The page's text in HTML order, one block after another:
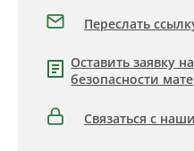
Переслать
Оставить заявку
безопасности
Связаться с